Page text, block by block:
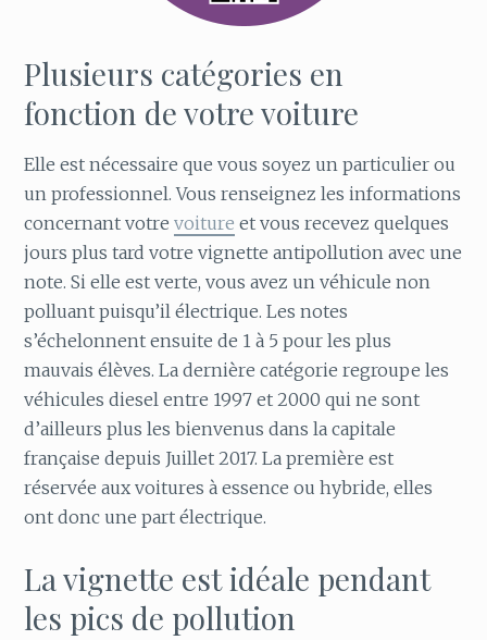
Plusieurs catégories en
fonction de votre voiture
Elle est nécessaire que vous soyez un particulier ou
un professionnel. Vous renseignez les informations
concernant votrevoiture et vous recevez quelques
jours plus tard votre vignette antipollution avec une
note. Si elle est verte, vous avez un véhicule non
polluant puisqu’il électrique. Les notes
s’échelonnent ensuite de 1 à 5 pour les plus
mauvais élèves. La dernière catégorie regroupe les
véhicules diesel entre 1997 et 2000 qui ne sont
d’ailleurs plus les bienvenus dans la capitale
française depuis Juillet 2017. La première est
réservée aux voitures à essence ou hybride, elles
ont donc une part électrique.
La vignette est idéale pendant
les pics de pollution